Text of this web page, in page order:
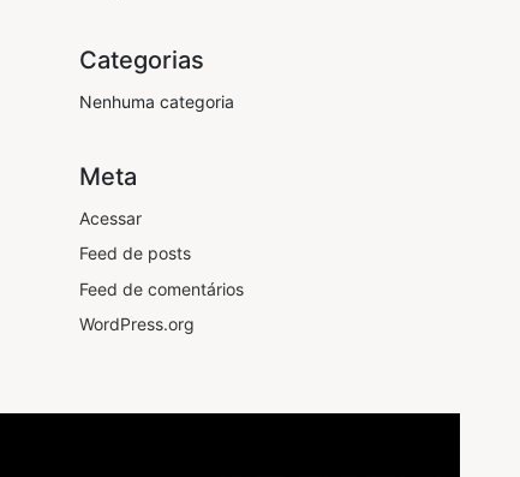
Categorias
Nenhuma categoria
Meta
Acessar
Feed de posts
Feed de comentários
WordPress.org